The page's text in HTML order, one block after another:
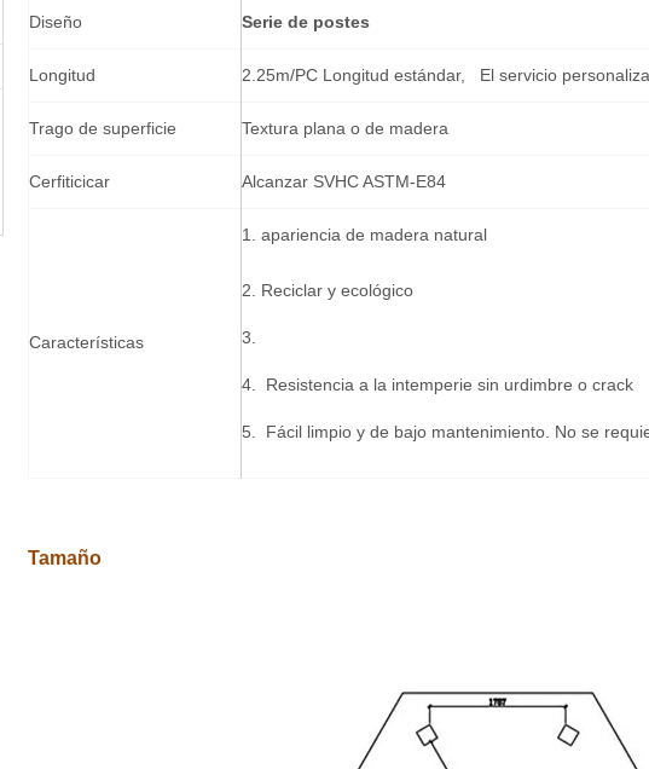
Diseño Serie de postes
Longitud 2.25m/PC Longitud estándar, El servicio
Trago de superficie Textura plana o de madera
Cerfiticicar Alcanzar SVHC ASTM-E84
Características
1. apariencia de madera natural
2. Reciclar y ecológico
3.
4. Resistencia a la intemperie sin urdimbre o crack
5. Fácil limpio y de bajo mantenimiento. No se
Tamaño